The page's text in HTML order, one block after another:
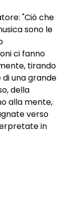
"Ciò che
sono le
ci fanno
tirando
una grande
della
alla mente,
verso
in